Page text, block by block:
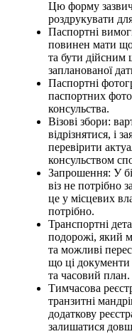
Цю форму
роздрукувати
Паспортні
повинен мати
та бути дійсним
запланованої
Паспортні
паспортних
консульства.
Візові збори:
відрізнятися, і
перевірити
консульством
Запрошення: У
віз не потрібно
це у місцевих
потрібно.
Транспортні
подорожі, який
та можливі
що ці документи
та часовий план.
Тимчасова
транзитні
додаткову
залишатися